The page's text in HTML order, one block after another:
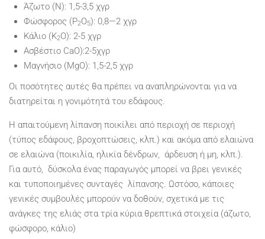
Άζωτο (Ν): 1,5-3,5 χγρ
Φώσφορος (P2O5): 0,8—2 χγρ
Κάλιο (K2O): 2-5 χγρ
Ασβέστιο CaO):2-5χγρ
Μαγνήσιο (MgO): 1,5-2,5 χγρ
Οι ποσότητες αυτές θα πρέπει να αναπληρώνονται για να
διατηρείται η γονιμότητά του εδάφους.
Η απαιτούμενη λίπανση ποικίλει από περιοχή σε περιοχή
(τύπος εδάφους, βροχοπτώσεις, κλπ.) και ακόμα από ελαιώνα
σε ελαιώνα (ποικιλία, ηλικία δένδρων, άρδευση ή μη, κλπ.).
Για αυτό, δύσκολα ένας παραγωγός μπορεί να βρει γενικές
και τυποποιημένες συνταγές λίπανσης. Ωστόσο, κάποιες
γενικές συμβουλές μπορούν να δοθούν, σχετικά με τις
ανάγκες της ελιάς στα τρία κύρια θρεπτικά στοιχεία (άζωτο,
φώσφορο, κάλιο)